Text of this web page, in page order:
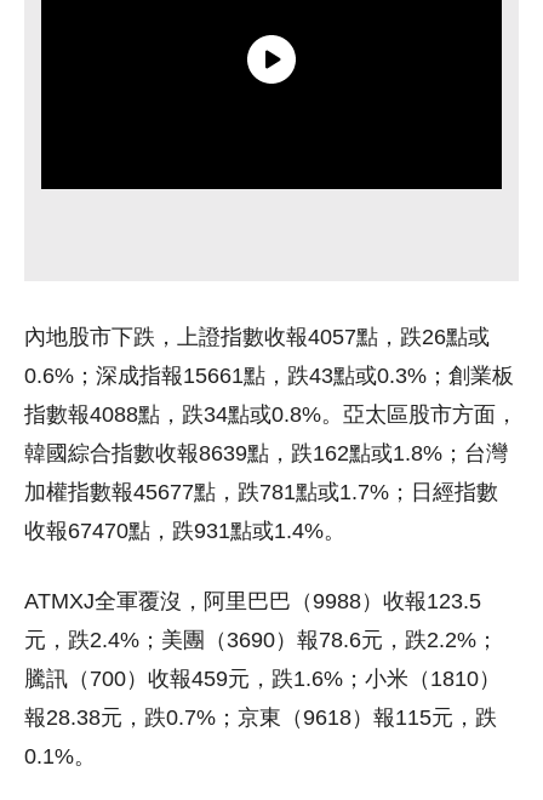
內地股市下跌，上證指數收報4057點，跌26點或
0.6%；深成指報15661點，跌43點或0.3%；創業板
指數報4088點，跌34點或0.8%。亞太區股市方面，
韓國綜合指數收報8639點，跌162點或1.8%；台灣
加權指數報45677點，跌781點或1.7%；日經指數
收報67470點，跌931點或1.4%。
ATMXJ全軍覆沒，阿里巴巴（9988）收報123.5
元，跌2.4%；美團（3690）報78.6元，跌2.2%；
騰訊（700）收報459元，跌1.6%；小米（1810）
報28.38元，跌0.7%；京東（9618）報115元，跌
0.1%。